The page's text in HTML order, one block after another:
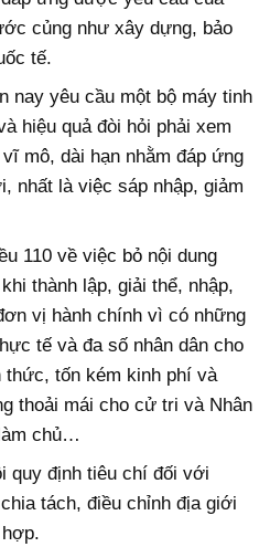
củng như xây dựng, bảo
tế.
nay yêu cầu một bộ máy tinh
hiệu quả đòi hỏi phải xem
mô, dài hạn nhằm đáp ứng
nhất là việc sáp nhập, giảm
110 về việc bỏ nội dung
thành lập, giải thể, nhập,
vị hành chính vì có những
tế và đa số nhân dân cho
thức, tốn kém kinh phí và
thoải mái cho cử tri và Nhân
chủ…
quy định tiêu chí đối với
tách, điều chỉnh địa giới